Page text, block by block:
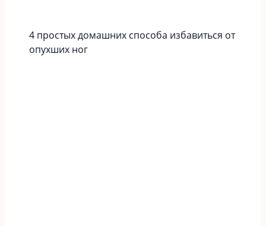
4 простых домашних способа избавиться от
опухших ног